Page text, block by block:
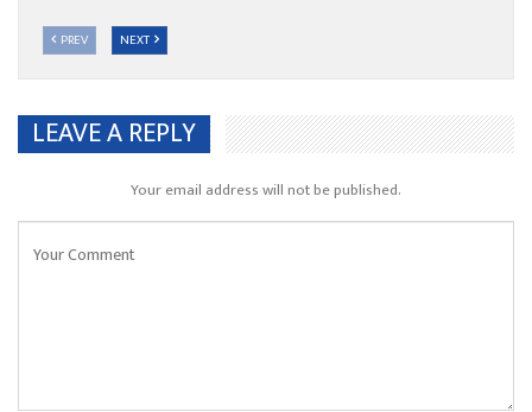
PREV NEXT
LEAVE A REPLY
Your email address will not be published.